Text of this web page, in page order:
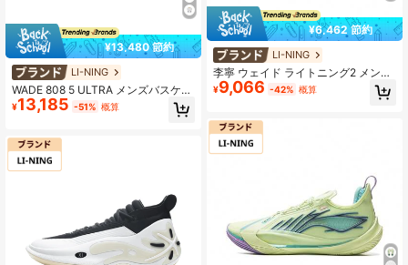
¥13,480 節約
LI-NING
WADE 808 5 ULTRA メンズバスケッ
トボールシューズ プロスポーツABA
V015 正規オフィシャルストア
¥13,185 -51% 概算
¥6,462 節約
LI-NING
李寧 ウェイド ライトニング2 メンズ
バスケットボールシューズ、耐久性
と通気性、プロスポーツシューズ、A
¥9,066 -42% 概算